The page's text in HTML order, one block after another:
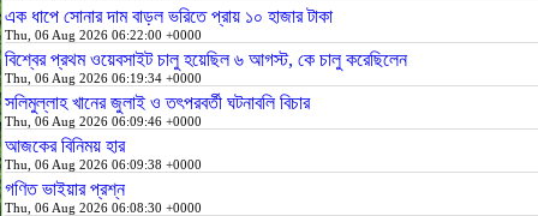
এক ধাপে সোনার দাম বাড়ল ভরিতে প্রায় ১০ হাজার টাকা
Thu, 06 Aug 2026 06:22:00 +0000
বিশ্বের প্রথম ওয়েবসাইট চালু হয়েছিল ৬ আগস্ট, কে চালু করেছিলেন
Thu, 06 Aug 2026 06:19:34 +0000
সলিমুল্লাহ খানের জুলাই ও তৎপরবর্তী ঘটনাবলি বিচার
Thu, 06 Aug 2026 06:09:46 +0000
আজকের বিনিময় হার
Thu, 06 Aug 2026 06:09:38 +0000
গণিত ভাইয়ার প্রশ্ন
Thu, 06 Aug 2026 06:08:30 +0000